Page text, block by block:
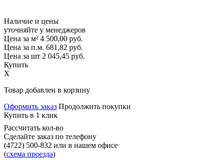
Наличие и цены
уточняйте у менеджеров
Цена за м² 4 500,00 руб.
Цена за п.м. 681,82 руб.
Цена за шт 2 045,45 руб.
Купить
X
Товар добавлен в корзину
Оформить заказ Продолжить покупки
Купить в 1 клик
Рассчитать кол-во
Сделайте заказ по телефону
(4722) 500-832 или в нашем офисе
(схема проезда)